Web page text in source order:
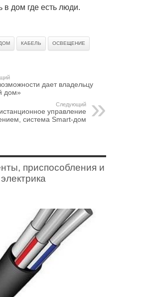
в дом где есть люди.
КАБЕЛЬ ОСВЕЩЕНИЕ
дает владельцу
дом»
Следующий
управление
система Smart-дом
приспособления и